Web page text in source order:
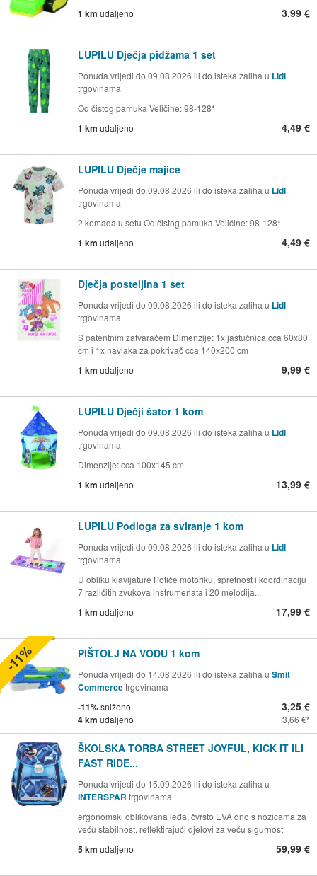
1 km udaljeno 3,99 €
LUPILU Dječja pidžama 1 set
Ponuda vrijedi do 09.08.2026 ili do isteka zaliha u Lidl
trgovinama
Od čistog pamuka Veličine: 98-128*
1 km udaljeno 4,49 €
LUPILU Dječje majice
Ponuda vrijedi do 09.08.2026 ili do isteka zaliha u Lidl
trgovinama
2 komada u setu Od čistog pamuka Veličine: 98-128*
1 km udaljeno 4,49 €
Dječja posteljina 1 set
Ponuda vrijedi do 09.08.2026 ili do isteka zaliha u Lidl
trgovinama
S patentnim zatvaračem Dimenzije: 1x jastučnica cca 60x80
cm i 1x navlaka za pokrivač cca 140x200 cm
1 km udaljeno 9,99 €
LUPILU Dječji šator 1 kom
Ponuda vrijedi do 09.08.2026 ili do isteka zaliha u Lidl
trgovinama
Dimenzije: cca 100x145 cm
1 km udaljeno 13,99 €
LUPILU Podloga za sviranje 1 kom
Ponuda vrijedi do 09.08.2026 ili do isteka zaliha u Lidl
trgovinama
U obliku klavijature Potiče motoriku, spretnost i koordinaciju
7 različitih zvukova instrumenata i 20 melodija...
1 km udaljeno 17,99 €
PIŠTOLJ NA VODU 1 kom
Ponuda vrijedi do 14.08.2026 ili do isteka zaliha u Smit
Commercetrgovinama
-11%sniženo
4 km udaljeno
3,25 €
3,66 €
-11%
ŠKOLSKA TORBA STREET JOYFUL, KICK IT ILI
FAST RIDE...
Ponuda vrijedi do 15.09.2026 ili do isteka zaliha u
INTERSPAR trgovinama
ergonomski oblikovana leđa, čvrsto EVA dno s nožicama za
veću stabilnost, reflektirajući djelovi za veću sigurnost
5 km udaljeno 59,99 €